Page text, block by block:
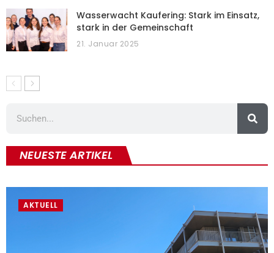
Wasserwacht Kaufering: Stark im Einsatz,
stark in der Gemeinschaft
21. Januar 2025
NEUESTE ARTIKEL
AKTUELL